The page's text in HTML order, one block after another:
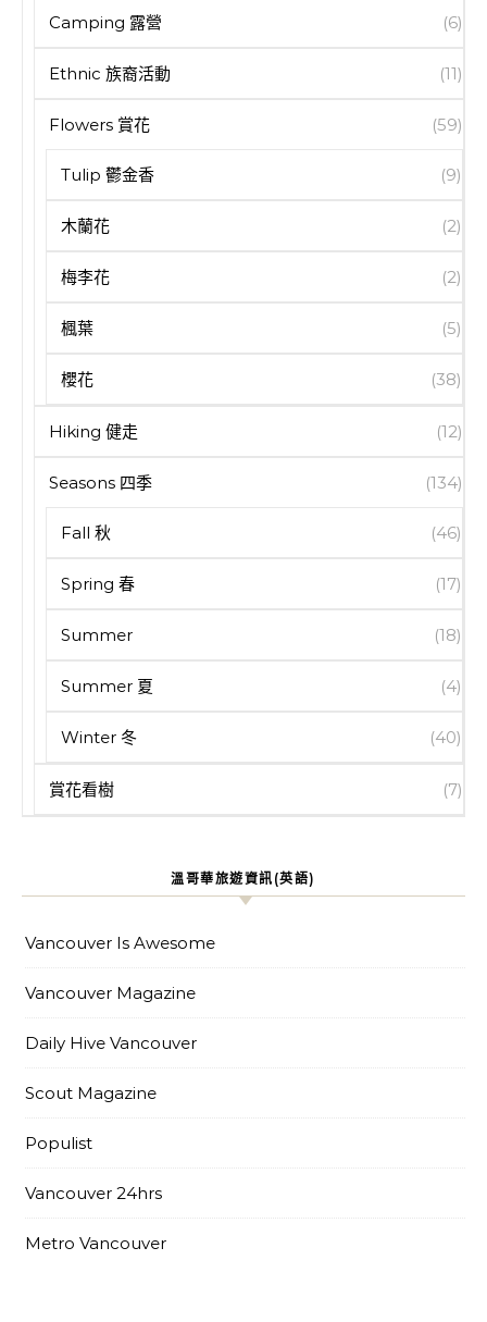
Camping 露營 (6)
Ethnic 族裔活動 (11)
Flowers 賞花 (59)
Tulip 鬱金香 (9)
木蘭花 (2)
梅李花 (2)
楓葉 (5)
櫻花 (38)
Hiking 健走 (12)
Seasons 四季 (134)
Fall 秋 (46)
Spring 春 (17)
Summer (18)
Summer 夏 (4)
Winter 冬 (40)
賞花看樹 (7)
溫哥華旅遊資訊(英語)
Vancouver Is Awesome
Vancouver Magazine
Daily Hive Vancouver
Scout Magazine
Populist
Vancouver 24hrs
Metro Vancouver